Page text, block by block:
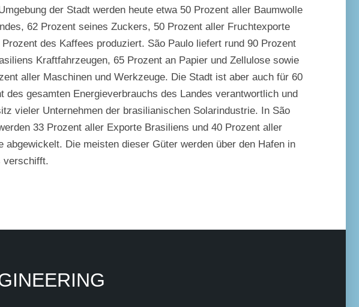
der Stadt werden heute etwa 50 Prozent aller Baumwolle
62 Prozent seines Zuckers, 50 Prozent aller Fruchtexporte
Prozent des Kaffees produziert. São Paulo liefert rund 90 Prozent
Kraftfahrzeugen, 65 Prozent an Papier und Zellulose sowie
aller Maschinen und Werkzeuge. Die Stadt ist aber auch für 60
des gesamten Energieverbrauchs des Landes verantwortlich und
vieler Unternehmen der brasilianischen Solarindustrie. In São
33 Prozent aller Exporte Brasiliens und 40 Prozent aller
abgewickelt. Die meisten dieser Güter werden über den Hafen in
verschifft.